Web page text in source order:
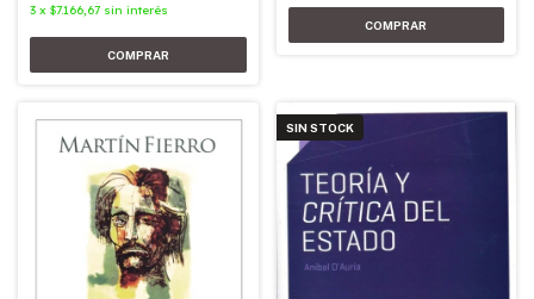
3 x $7.166,67 sin interés
SIN STOCK